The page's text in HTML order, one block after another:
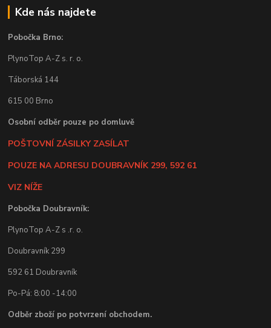
Kde nás najdete
Pobočka Brno:
PlynoTop A-Z s. r. o.
Táborská 144
615 00 Brno
Osobní odběr pouze po domluvě
POŠTOVNÍ ZÁSILKY ZASÍLAT
POUZE NA ADRESU DOUBRAVNÍK 299, 592 61
VIZ NÍŽE
Pobočka Doubravník:
PlynoTop A-Z s .r. o.
Doubravník 299
592 61 Doubravník
Po-Pá: 8:00 -14:00
Odběr zboží po potvrzení obchodem.